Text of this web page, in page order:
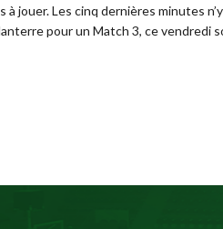
jouer. Les cinq dernières minutes
pour un Match 3, ce vendredi